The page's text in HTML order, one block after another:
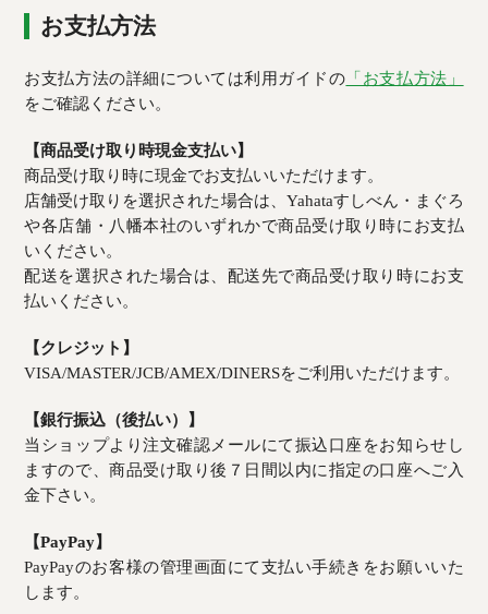
お支払方法
お支払方法の詳細については利用ガイドの 「お支払方法」
をご確認ください。
【商品受け取り時現金支払い】
商品受け取り時に現金でお支払いいただけます。
店舗受け取りを選択された場合は、Yahataすしべん・まぐろ
や各店舗・八幡本社のいずれかで商品受け取り時にお支払
いください。
配送を選択された場合は、配送先で商品受け取り時にお支
払いください。
【クレジット】
VISA/MASTER/JCB/AMEX/DINERSをご利用いただけます。
【銀行振込（後払い）】
当ショップより注文確認メールにて振込口座をお知らせし
ますので、商品受け取り後７日間以内に指定の口座へご入
金下さい。
【PayPay】
PayPayのお客様の管理画面にて支払い手続きをお願いいた
します。